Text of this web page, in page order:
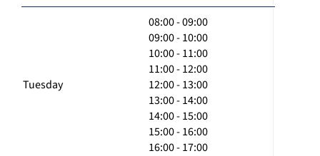
Tuesday
08:00 - 09:00
09:00 - 10:00
10:00 - 11:00
11:00 - 12:00
12:00 - 13:00
13:00 - 14:00
14:00 - 15:00
15:00 - 16:00
16:00 - 17:00